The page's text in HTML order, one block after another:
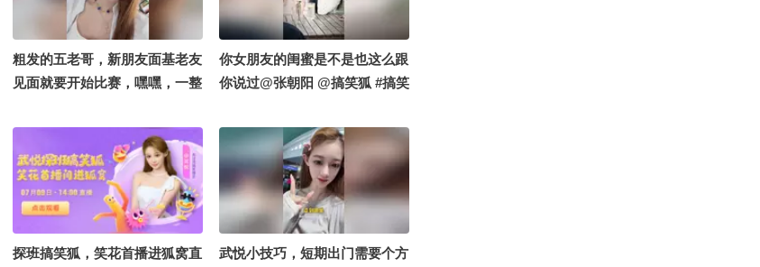
猪蹄刚出锅 @80后小芳
粗发的五老哥，新朋友面基老友
见面就要开始比赛，嘿嘿，一整
笑花笑草上线ing #笑花笑草偷
吃大赛 @搞笑狐 @张朝阳
你女朋友的闺蜜是不是也这么跟
你说过@张朝阳 @搞笑狐 #搞笑
探班搞笑狐，笑花首播进狐窝直
武悦小技巧，短期出门需要个方